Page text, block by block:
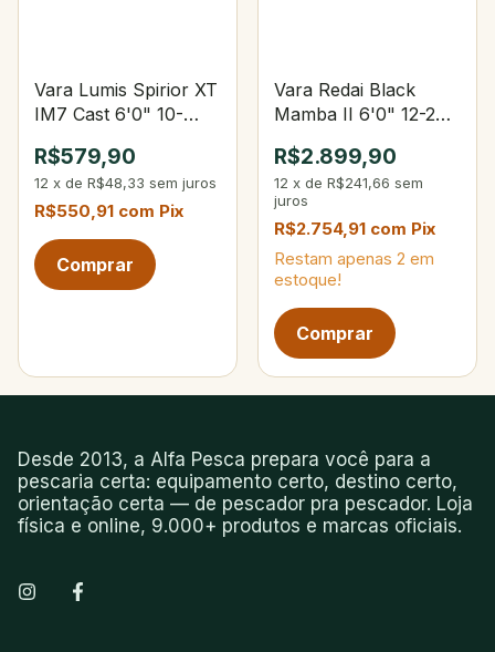
Vara Lumis Spirior XT
IM7 Cast 6'0" 10-
R$579,90
12 x de R$48,33 sem juros
R$550,91 com Pix
Vara Redai Black
Mamba II 6'0" 12-20
R$2.899,90
12 x de R$241,66 sem
juros
R$2.754,91 com Pix
Restam apenas 2 em
estoque!
Desde 2013, a Alfa Pesca prepara você para a
pescaria certa: equipamento certo, destino certo,
orientação certa — de pescador pra pescador. Loja
física e online, 9.000+ produtos e marcas oficiais.